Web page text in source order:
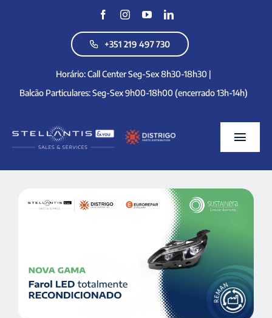
+351 219 497 730
Horário: Call Center Seg-Sex 8h30-18h30 |
Balcão Particulares: Seg-Sex 9h00-18h00 (encerrado 13h-14h)
Home
Quem somos
Notícias & Campanhas